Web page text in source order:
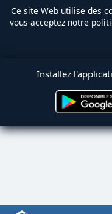
Ce site Web utilise des
vous acceptez notre
Installez